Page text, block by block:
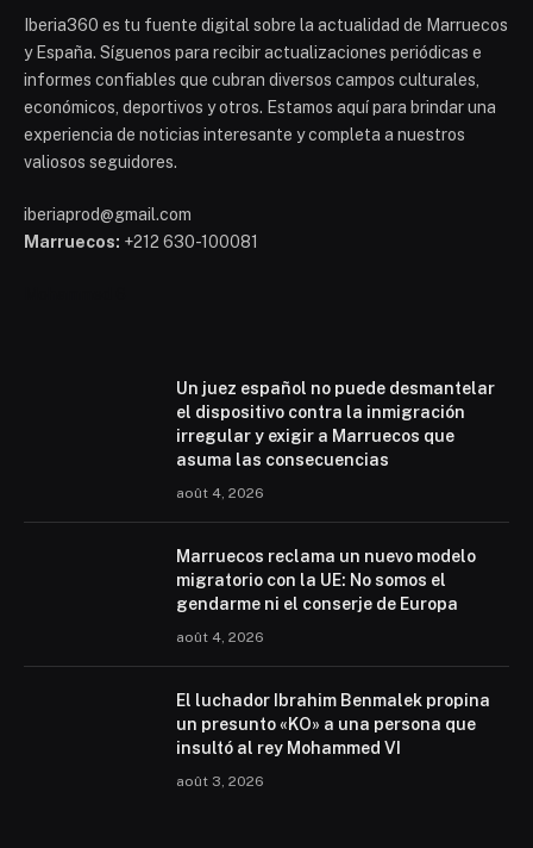
Iberia360 es tu fuente digital sobre la actualidad de Marruecos
y España. Síguenos para recibir actualizaciones periódicas e
informes confiables que cubran diversos campos culturales,
económicos, deportivos y otros. Estamos aquí para brindar una
experiencia de noticias interesante y completa a nuestros
valiosos seguidores.
iberiaprod@gmail.com
Marruecos: +212 630-100081
Un juez español no puede desmantelar
el dispositivo contra la inmigración
irregular y exigir a Marruecos que
asuma las consecuencias
août 4, 2026
Marruecos reclama un nuevo modelo
migratorio con la UE: No somos el
gendarme ni el conserje de Europa
août 4, 2026
El luchador Ibrahim Benmalek propina
un presunto «KO» a una persona que
insultó al rey Mohammed VI
août 3, 2026